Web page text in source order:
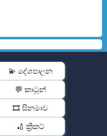
💫 දේශපාලන
💬 කාටූන්
🎞️ සිනමාව
🏏 ක්‍රිකට්